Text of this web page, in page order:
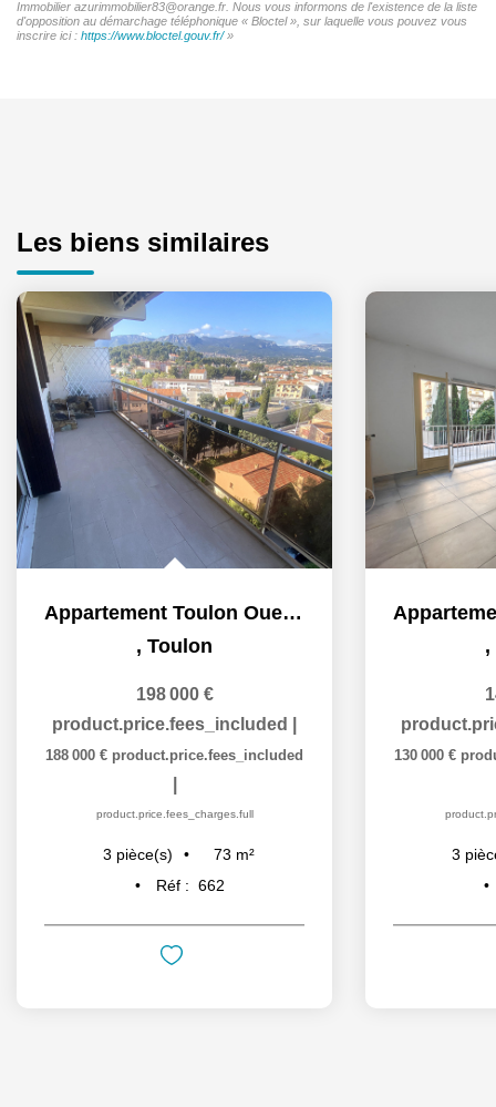
Immobilier azurimmobilier83@orange.fr. Nous vous informons de l'existence de la liste
d'opposition au démarchage téléphonique « Bloctel », sur laquelle vous pouvez vous
inscrire ici : https://www.bloctel.gouv.fr/»
Les biens similaires
Appartement Toulon Ouest 3 pièces 73 m2 avec grande...
, Toulon
198 000 €
product.price.fees_included
188 000 € product.price.fees_included
product.price.fees_charges.full
3 pièce(s) 73 m²
Réf : 662
,
130 000 €
3